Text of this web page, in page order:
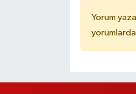
Yorum